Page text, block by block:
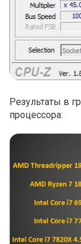
Результаты в
процессора: